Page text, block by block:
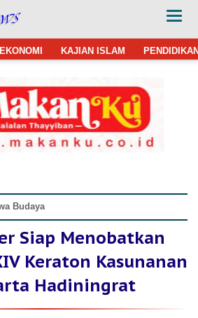
EKONOMI KAJIAN ISLAM
Budaya
Siap Menobatkan
Keraton Kasunanan
Hadiningrat